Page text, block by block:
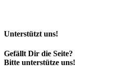
Unterstützt uns!
Gefällt Dir die Seite?
Bitte unterstütze uns!